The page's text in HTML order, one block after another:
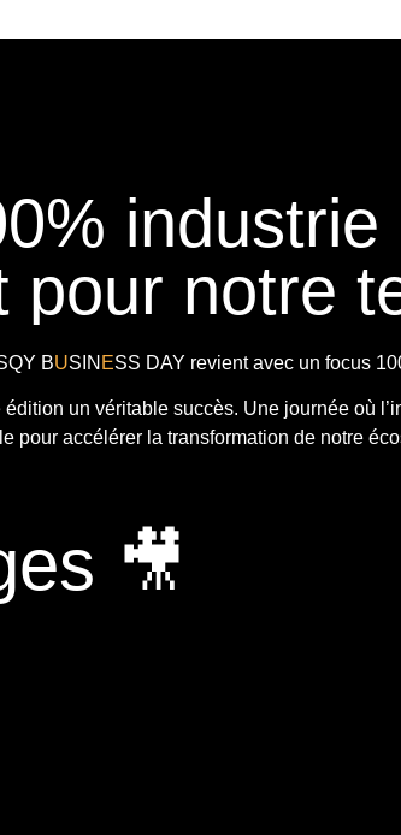
pour notre
BUSIN ESS DAY revient avec un focus
un véritable succès. Une journée où
pour accélérer la transformation de notre
🎥